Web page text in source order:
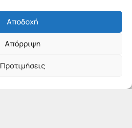
Αποδοχή
Απόρριψη
Προτιμήσεις